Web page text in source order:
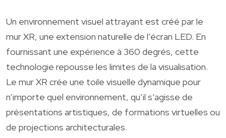
Un environnement visuel attrayant est créé par le
mur XR, une extension naturelle de l’écran LED. En
fournissant une expérience à 360 degrés, cette
technologie repousse les limites de la visualisation.
Le mur XR crée une toile visuelle dynamique pour
n’importe quel environnement, qu’il s’agisse de
présentations artistiques, de formations virtuelles ou
de projections architecturales.